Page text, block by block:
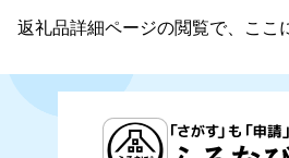
返礼品詳細ページの閲覧で、ここ